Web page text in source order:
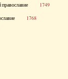
православие 1749
1768